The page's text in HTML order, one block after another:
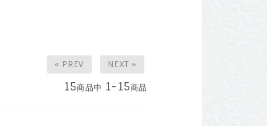
« PREV NEXT »
15商品中 1-15商品